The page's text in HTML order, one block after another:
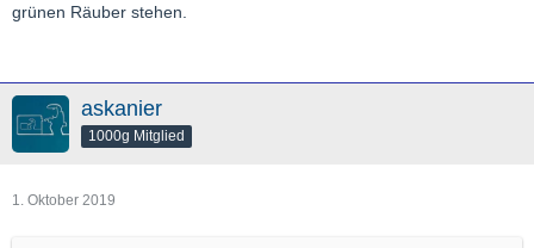
grünen Räuber stehen.
askanier
1000g Mitglied
1. Oktober 2019